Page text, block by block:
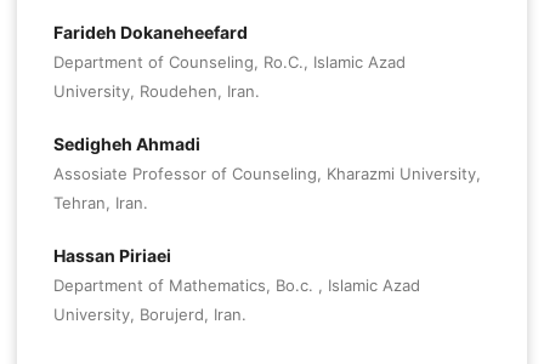
Farideh Dokaneheefard
Department of Counseling, Ro.C., Islamic Azad
University, Roudehen, Iran.
Sedigheh Ahmadi
Assosiate Professor of Counseling, Kharazmi University,
Tehran, Iran.
Hassan Piriaei
Department of Mathematics, Bo.c. , Islamic Azad
University, Borujerd, Iran.